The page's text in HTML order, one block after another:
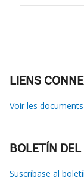
LIENS
Voir les
BOLETÍN
Suscríbase al